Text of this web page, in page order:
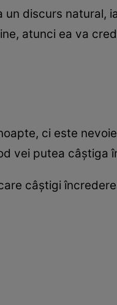
un discurs natural,
atunci ea va
ci este
vei putea câştiga
câştigi